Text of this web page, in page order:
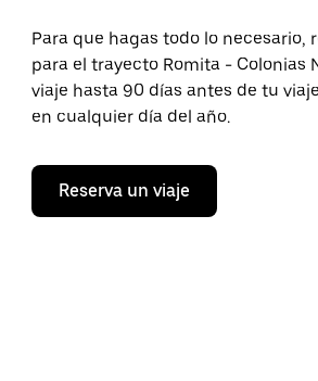
Para que hagas todo lo necesario,
para el trayecto Romita - Colonias
viaje hasta 90 días antes de tu
en cualquier día del año.
Reserva un viaje